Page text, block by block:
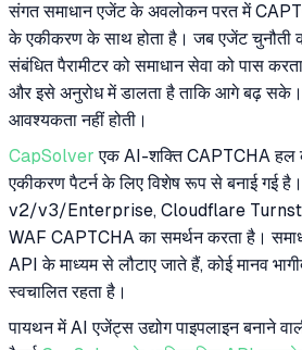
संगत समाधान एजेंट के अवलोकन परत में
के एकीकरण के साथ होता है। जब एजेंट चुनौती
संबंधित पैरामीटर को समाधान सेवा को पास
और इसे अनुरोध में डालता है ताकि आगे बढ़
आवश्यकता नहीं होती।
CapSolver एक AI-शक्ति CAPTCHA हल
एकीकरण पैटर्न के लिए विशेष रूप से बनाई गई
v2/v3/Enterprise, Cloudflare
WAF CAPTCHA का समर्थन करता है।
API के माध्यम से लौटाए जाते हैं, कोई मानव
स्वचालित रहता है।
पायथन में AI एजेंट्स उद्योग पाइपलाइन बनाने